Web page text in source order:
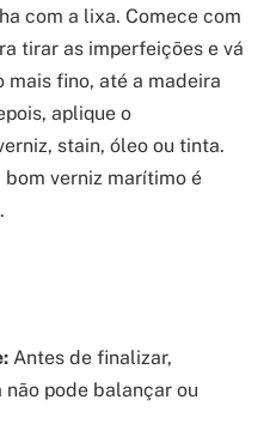
com a lixa. Comece com
tirar as imperfeições e vá
fino, até a madeira
aplique o
stain, óleo ou tinta.
bom verniz marítimo é
Antes de finalizar,
pode balançar ou